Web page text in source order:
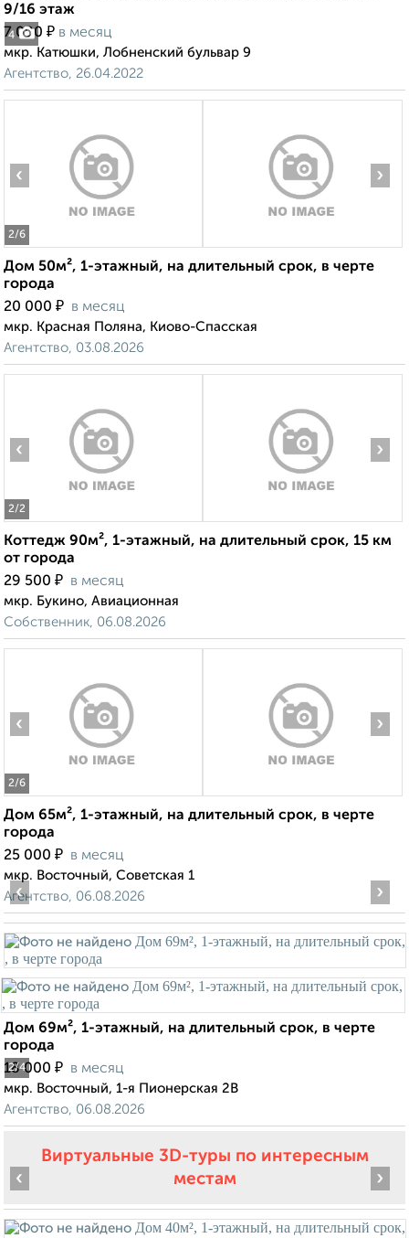
4
9/16 этаж
7 000 ₽ в месяц
мкр. Катюшки, Лобненский бульвар 9
Агентство, 26.04.2022
2/6
‹ ›
Дом 50м², 1-этажный, на длительный срок, в черте
города
20 000 ₽ в месяц
мкр. Красная Поляна, Киово-Спасская
Агентство, 03.08.2026
2/2
‹ ›
Коттедж 90м², 1-этажный, на длительный срок, 15 км
от города
29 500 ₽ в месяц
мкр. Букино, Авиационная
Собственник, 06.08.2026
2/6
‹ ›
Дом 65м², 1-этажный, на длительный срок, в черте
города
25 000 ₽ в месяц
мкр. Восточный, Советская 1
Агентство, 06.08.2026
2/4
‹ ›
Дом 69м², 1-этажный, на длительный срок, в черте
города
18 000 ₽ в месяц
мкр. Восточный, 1-я Пионерская 2В
Агентство, 06.08.2026
Виртуальные 3D-туры по интересным
местам
‹ ›